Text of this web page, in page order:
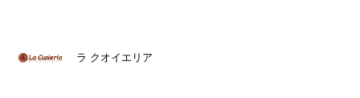
ラ クオイエリア